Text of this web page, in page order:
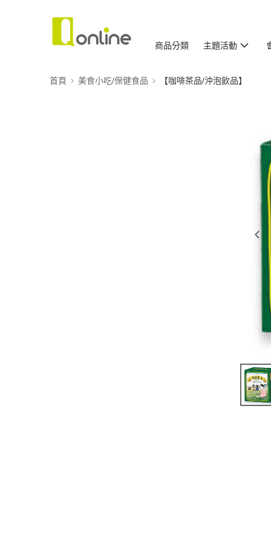
商品分類 主題活動
首頁 美食小吃/保健食品 【咖啡茶品/沖泡飲品】